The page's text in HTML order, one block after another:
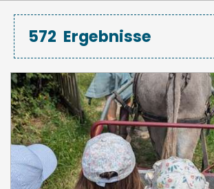
572 Ergebnisse